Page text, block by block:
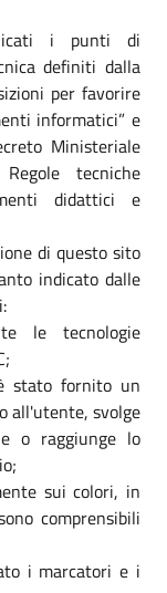
i punti di
definiti dalla
per favorire
informatici” e
Ministeriale
tecniche
didattici e
di questo sito
indicato dalle
le tecnologie
stato fornito un
all'utente, svolge
o raggiunge lo
sui colori, in
comprensibili
i marcatori e i